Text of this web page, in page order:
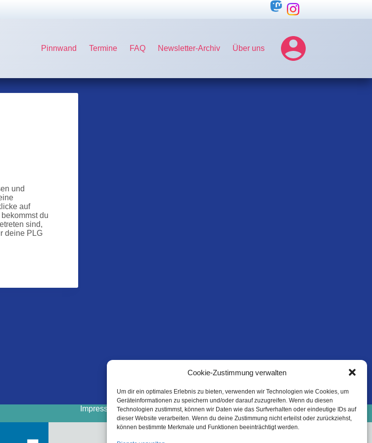
Cookie-Zustimmung verwalten
Um dir ein optimales Erlebnis zu bieten, verwenden wir Technologien wie Cookies, um
Geräteinformationen zu speichern und/oder darauf zuzugreifen. Wenn du diesen
Technologien zustimmst, können wir Daten wie das Surfverhalten oder eindeutige IDs auf
dieser Website verarbeiten. Wenn du deine Zustimmung nicht erteilst oder zurückziehst,
können bestimmte Merkmale und Funktionen beeinträchtigt werden.
Pinnwand Termine FAQ Newsletter-Archiv Über uns
und
auf
du
sind,
deine PLG
Impressum Cookie-Richtlinie (EU)
Datenschutzinformation
Haftungsausschluss